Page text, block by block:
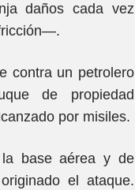
daños cada vez
contra un petrolero
de propiedad
por misiles.
base aérea y de
el ataque.